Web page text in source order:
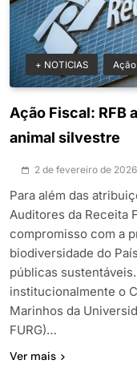
+ NOTICIAS
Ação Fiscal: RFB
animal silvestre
2 de fevereiro de 2026
Para além das
Auditores da Receita
compromisso com a
biodiversidade do
públicas
institucionalmente o
Marinhos da
FURG)…
Ver mais